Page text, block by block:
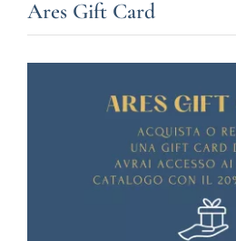
Ares Gift Card